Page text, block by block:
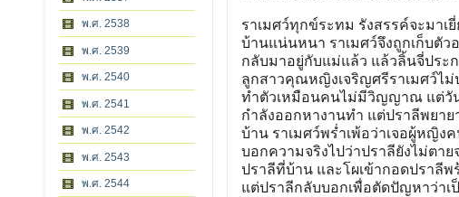
พ.ศ. 2538
พ.ศ. 2539
พ.ศ. 2540
พ.ศ. 2541
พ.ศ. 2542
พ.ศ. 2543
พ.ศ. 2544
ราเมศว์ทุกข์ระทม รังสรรค์จะมาเ
บ้านแน่นหนา ราเมศว์จึงถูกเก็บตัว
กลับมาอยู่กับแม่แล้ว แล้วลิ้นจี่ประ
ลูกสาวคุณหญิงเจริญศรีราเมศว์ไม่
ทำตัวเหมือนคนไม่มีวิญญาณ แต่วั
กำลังออกหางานทำ แต่ปราลีพยา
บ้าน ราเมศว์พร่ำเพ้อว่าเจอผู้หญิง
บอกความจริงไปว่าปราลียังไม่ตา
ปราลีที่บ้าน และโผเข้ากอดปราลีพ
แต่ปราลีกลับบอกเพื่อตัดปัญหาว่าเ